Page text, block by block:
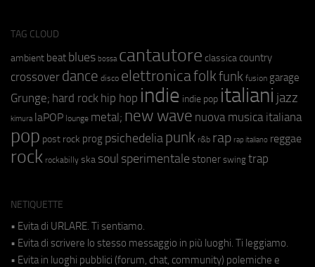
TAG CLOUD
ambient beat blues bossa cantautore classica country
crossover dance disco elettronicafolkfunk fusion garage
Grunge; hard rock hip hop indie indie pop italiani jazz
kimura laPOP lounge metal; new wave nuova musica italiana
pop post rock prog psichedeliapunk r&b rap rap italiano reggae
rock rockabilly ska soul sperimentale stoner swing trap
NETIQUETTE
• Evita di URLARE. Ti sentiamo.
• Evita di scrivere lo stesso messaggio in più luoghi. Ti leggiamo.
• Evita in luoghi pubblici (forum, chat, community) polemiche e